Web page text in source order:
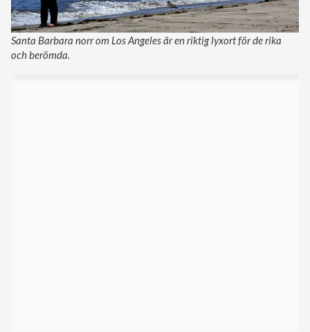
Santa Barbara norr om Los Angeles är en riktig lyxort för de rika
och berömda.